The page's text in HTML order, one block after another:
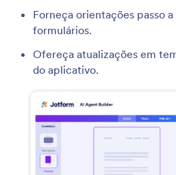
Forneça orientações passo
formulários.
Ofereça atualizações em
do aplicativo.